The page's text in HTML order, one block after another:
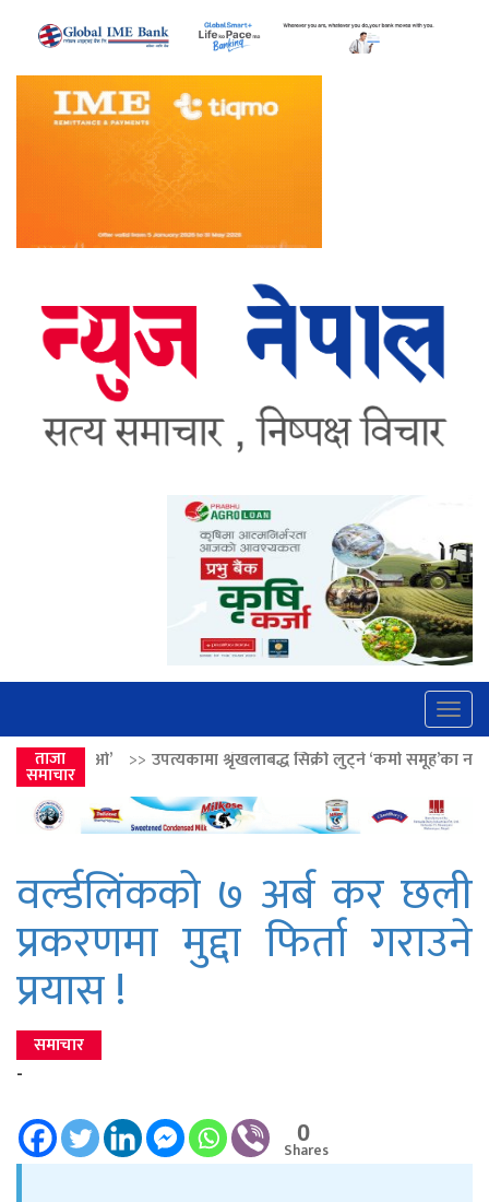
ताजा
समाचार
श्रृंखलाबद्ध सिक्री लुट्ने ‘कर्मा समूह’का नाइकेसहित पाँच पक्राउ >>
वर्ल्डलिंकको ७ अर्ब कर छली
प्रकरणमा मुद्दा फिर्ता गराउने
प्रयास !
समाचार
-
0
Shares